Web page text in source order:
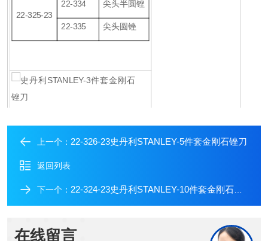
22-325-23
22-334 尖头半圆锉
22-335 尖头圆锉
上一个： 22-326-23史丹利STANLEY-5件套金刚石锉刀
返回列表
下一个： 22-324-23史丹利STANLEY-10件套金刚石锉刀
在线留言